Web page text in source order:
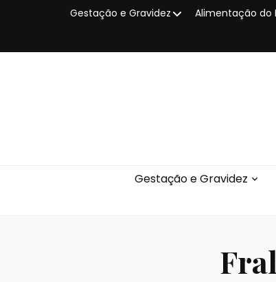
Gestação e Gravidez Alimentação do
Gestação e Gravidez